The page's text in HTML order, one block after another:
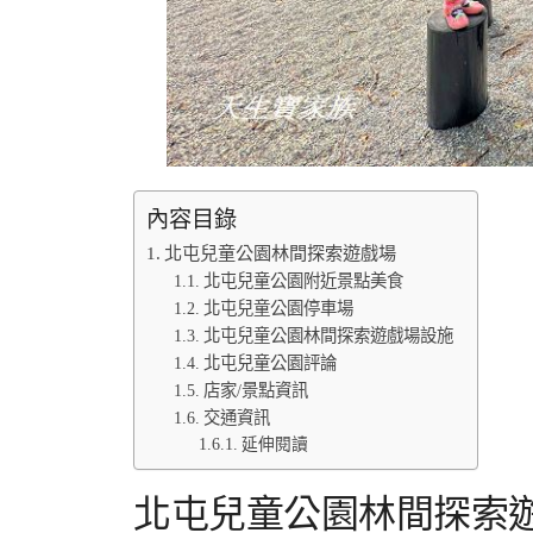
內容目錄
北屯兒童公園林間探索遊戲場
北屯兒童公園附近景點美食
北屯兒童公園停車場
北屯兒童公園林間探索遊戲場設施
北屯兒童公園評論
店家/景點資訊
交通資訊
延伸閱讀
北屯兒童公園林間探索